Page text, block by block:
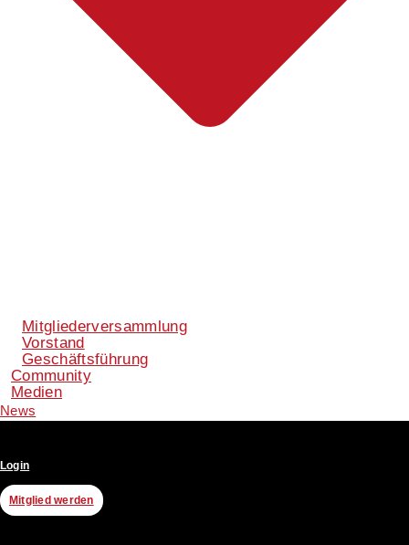
Mitgliederversammlung
Vorstand
Geschäftsführung
Community
Medien
News
Login
Mitglied werden